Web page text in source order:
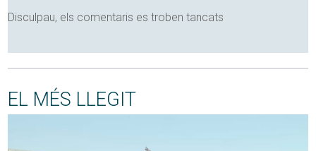
Disculpau, els comentaris es troben tancats
EL MÉS LLEGIT